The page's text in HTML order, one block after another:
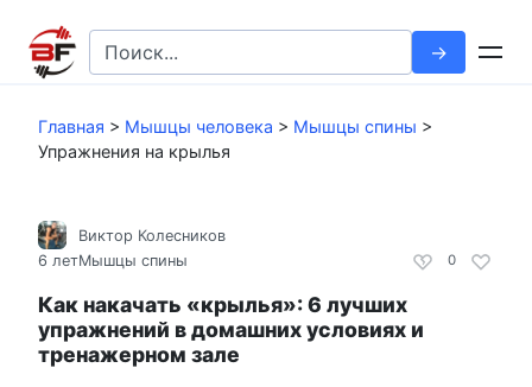
контенту
Search
for:
Главная > Мышцы человека > Мышцы спины >
Упражнения на крылья
0
Виктор Колесников
6 летМышцы спины
Как накачать «крылья»: 6 лучших
упражнений в домашних условиях и
тренажерном зале